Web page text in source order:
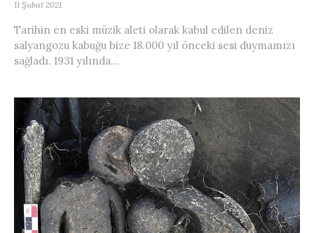
11 Şubat 2021
Tarihin en eski müzik aleti olarak kabul edilen deniz
salyangozu kabuğu bize 18.000 yıl önceki sesi duymamızı
sağladı. 1931 yılında...